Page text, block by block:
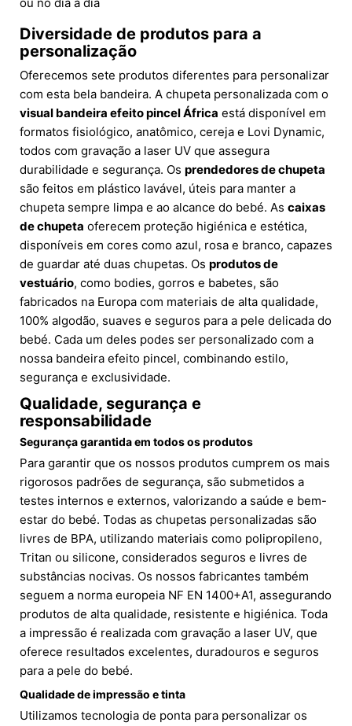
Diversidade de produtos para a
personalização
Oferecemos sete produtos diferentes para personalizar
com esta bela bandeira. A chupeta personalizada com o
visual bandeira efeito pincel África está disponível em
formatos fisiológico, anatômico, cereja e Lovi Dynamic,
todos com gravação a laser UV que assegura
durabilidade e segurança. Os prendedores de chupeta
são feitos em plástico lavável, úteis para manter a
chupeta sempre limpa e ao alcance do bebé. As caixas
de chupeta oferecem proteção higiénica e estética,
disponíveis em cores como azul, rosa e branco, capazes
de guardar até duas chupetas. Os produtos de
vestuário, como bodies, gorros e babetes, são
fabricados na Europa com materiais de alta qualidade,
100% algodão, suaves e seguros para a pele delicada do
bebé. Cada um deles podes ser personalizado com a
nossa bandeira efeito pincel, combinando estilo,
segurança e exclusividade.
Qualidade, segurança e
responsabilidade
Segurança garantida em todos os produtos
Para garantir que os nossos produtos cumprem os mais
rigorosos padrões de segurança, são submetidos a
testes internos e externos, valorizando a saúde e bem-
estar do bebé. Todas as chupetas personalizadas são
livres de BPA, utilizando materiais como polipropileno,
Tritan ou silicone, considerados seguros e livres de
substâncias nocivas. Os nossos fabricantes também
seguem a norma europeia NF EN 1400+A1, assegurando
produtos de alta qualidade, resistente e higiénica. Toda
a impressão é realizada com gravação a laser UV, que
oferece resultados excelentes, duradouros e seguros
para a pele do bebé.
Qualidade de impressão e tinta
Utilizamos tecnologia de ponta para personalizar os